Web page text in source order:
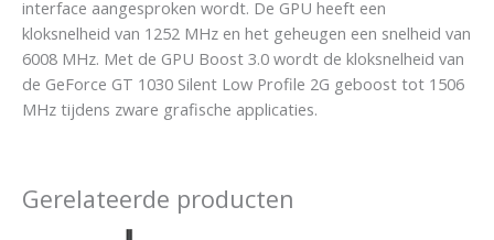
interface aangesproken wordt. De GPU heeft een
kloksnelheid van 1252 MHz en het geheugen een snelheid van
6008 MHz. Met de GPU Boost 3.0 wordt de kloksnelheid van
de GeForce GT 1030 Silent Low Profile 2G geboost tot 1506
MHz tijdens zware grafische applicaties.
Gerelateerde producten